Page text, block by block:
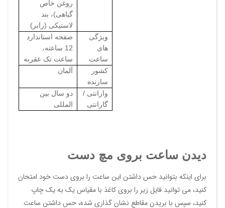
روغن خاص
گیاهی)، بند
لاستیکی (رابر)
ویژگی
های
ساعت
صفحه استاندارد
12 ساعته،
ساعت تک عقربه
کشور
سازنده
آلمان
وارانتی /
گارانتی
دو سال بین
المللی
دیدن ساعت بروی مچ دست
برای اینکه بتوانید حس داشتن این ساعت را بروی دست خود امتحان
کنید، می توانید فایل زیر را بروی کاغذ با مقیاس یک به یک چاپ
کنید، سپس با بریدن مقاطع نشان گذاری شده، حس داشتن ساعت